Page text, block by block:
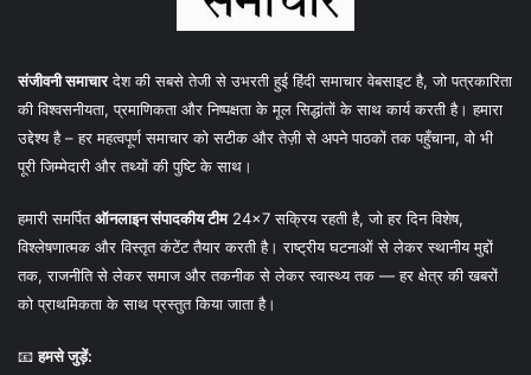
संजीवनी समाचारदेश की सबसे तेजी से उभरती हुई हिंदी समाचार वेबसाइट है, जो पत्रकारिता
की विश्वसनीयता, प्रमाणिकता और निष्पक्षता के मूल सिद्धांतों के साथ कार्य करती है। हमारा
उद्देश्य है – हर महत्वपूर्ण समाचार को सटीक और तेज़ी से अपने पाठकों तक पहुँचाना, वो भी
पूरी जिम्मेदारी और तथ्यों की पुष्टि के साथ।
हमारी समर्पितऑनलाइन संपादकीय टीम24×7 सक्रिय रहती है, जो हर दिन विशेष,
विश्लेषणात्मक और विस्तृत कंटेंट तैयार करती है। राष्ट्रीय घटनाओं से लेकर स्थानीय मुद्दों
तक, राजनीति से लेकर समाज और तकनीक से लेकर स्वास्थ्य तक — हर क्षेत्र की खबरों
को प्राथमिकता के साथ प्रस्तुत किया जाता है।
📧हमसे जुड़ें: